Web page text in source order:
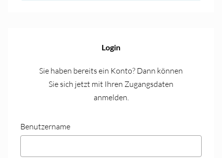
Login
Sie haben bereits ein Konto? Dann können
Sie sich jetzt mit Ihren Zugangs­daten
anmelden.
Benutzername